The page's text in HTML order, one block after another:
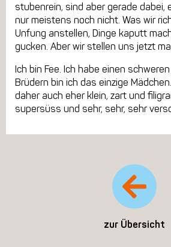
stubenrein, sind aber gerade dabei,
nur meistens noch nicht. Was wir
Unfung anstellen, Dinge kaputt
gucken. Aber wir stellen uns jetzt
Ich bin Fee. Ich habe einen
Brüdern bin ich das einzige
daher auch eher klein, zart und
supersüss und sehr, sehr, sehr
zur Übersicht